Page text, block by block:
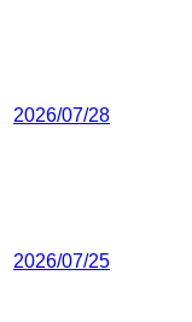
2026/07/28
2026/07/25